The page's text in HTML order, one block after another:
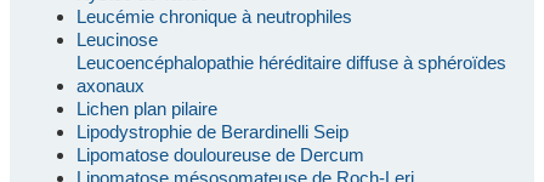
Leucémie chronique à neutrophiles
Leucinose
Leucoencéphalopathie héréditaire diffuse à sphéroïdes
axonaux
Lichen plan pilaire
Lipodystrophie de Berardinelli Seip
Lipomatose douloureuse de Dercum
Lipomatose mésosomateuse de Roch-Leri